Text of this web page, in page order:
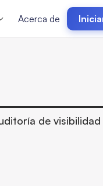
Acerca de
de